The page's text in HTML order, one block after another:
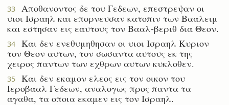
33
Αποθανοντος δε του Γεδεων, επεστρεψαν οι
υιοι Ισραηλ και επορνευσαν κατοπιν των Βααλειμ
και εστησαν εις εαυτους τον Βααλ-βεριθ δια Θεον.
34
Και δεν ενεθυμηθησαν οι υιοι Ισραηλ Κυριον
τον Θεον αυτων, τον σωσαντα αυτους εκ της
χειρος παντων των εχθρων αυτων κυκλοθεν.
35
Και δεν εκαμον ελεος εις τον οικον του
Ιεροβααλ Γεδεων, αναλογως προς παντα τα
αγαθα, τα οποια εκαμεν εις τον Ισραηλ.